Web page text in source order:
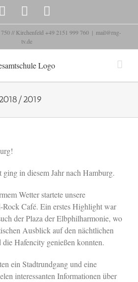
InstagramFacebook
// Kirchenfeld +49 2151 999 760 | mail@rng-
tv.de
2019
in diesem Jahr nach Hamburg.
Wetter startete unsere
Café. Ein erstes Highlight war
der Plaza der Elbphilharmonie, wo
Ausblick auf den nächtlichen
Hafencity genießen konnten.
ein Stadtrundgang und eine
interessanten Informationen über